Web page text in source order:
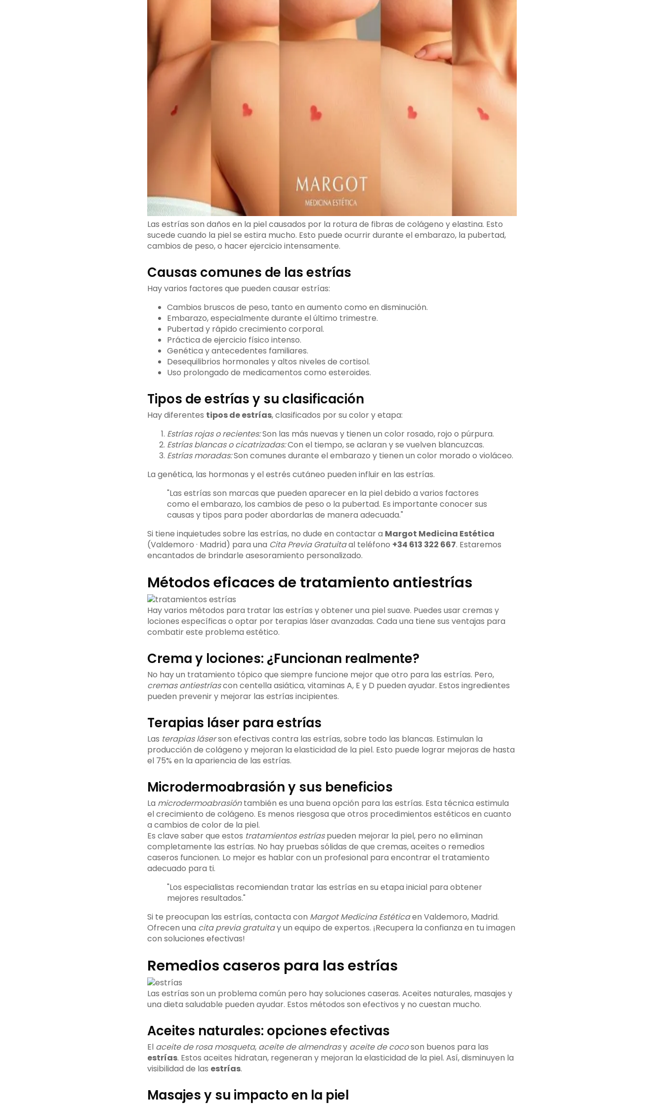
Las estrías son daños en la piel causados por la rotura de fibras de colágeno y elastina. Esto
sucede cuando la piel se estira mucho. Esto puede ocurrir durante el embarazo, la pubertad,
cambios de peso, o hacer ejercicio intensamente.
Causas comunes de las estrías
Hay varios factores que pueden causar estrías:
Cambios bruscos de peso, tanto en aumento como en disminución.
Embarazo, especialmente durante el último trimestre.
Pubertad y rápido crecimiento corporal.
Práctica de ejercicio físico intenso.
Genética y antecedentes familiares.
Desequilibrios hormonales y altos niveles de cortisol.
Uso prolongado de medicamentos como esteroides.
Tipos de estrías y su clasificación
Hay diferentes tipos de estrías, clasificados por su color y etapa:
Estrías rojas o recientes:Son las más nuevas y tienen un color rosado, rojo o púrpura.
Estrías blancas o cicatrizadas:Con el tiempo, se aclaran y se vuelven blancuzcas.
Estrías moradas:Son comunes durante el embarazo y tienen un color morado o violáceo.
La genética, las hormonas y el estrés cutáneo pueden influir en las estrías.
"Las estrías son marcas que pueden aparecer en la piel debido a varios factores
como el embarazo, los cambios de peso o la pubertad. Es importante conocer sus
causas y tipos para poder abordarlas de manera adecuada."
Si tiene inquietudes sobre las estrías, no dude en contactar a Margot Medicina Estética
(Valdemoro · Madrid) para una Cita Previa Gratuitaal teléfono +34 613 322 667. Estaremos
encantados de brindarle asesoramiento personalizado.
Métodos eficaces de tratamiento antiestrías
Hay varios métodos para tratar las estrías y obtener una piel suave. Puedes usar cremas y
lociones específicas o optar por terapias láser avanzadas. Cada una tiene sus ventajas para
combatir este problema estético.
Crema y lociones: ¿Funcionan realmente?
No hay un tratamiento tópico que siempre funcione mejor que otro para las estrías. Pero,
cremas antiestríascon centella asiática, vitaminas A, E y D pueden ayudar. Estos ingredientes
pueden prevenir y mejorar las estrías incipientes.
Terapias láser para estrías
Las terapias láserson efectivas contra las estrías, sobre todo las blancas. Estimulan la
producción de colágeno y mejoran la elasticidad de la piel. Esto puede lograr mejoras de hasta
el 75% en la apariencia de las estrías.
Microdermoabrasión y sus beneficios
La microdermoabrasióntambién es una buena opción para las estrías. Esta técnica estimula
el crecimiento de colágeno. Es menos riesgosa que otros procedimientos estéticos en cuanto
a cambios de color de la piel.
Es clave saber que estos tratamientos estríaspueden mejorar la piel, pero no eliminan
completamente las estrías. No hay pruebas sólidas de que cremas, aceites o remedios
caseros funcionen. Lo mejor es hablar con un profesional para encontrar el tratamiento
adecuado para ti.
"Los especialistas recomiendan tratar las estrías en su etapa inicial para obtener
mejores resultados."
Si te preocupan las estrías, contacta con Margot Medicina Estéticaen Valdemoro, Madrid.
Ofrecen una cita previa gratuitay un equipo de expertos. ¡Recupera la confianza en tu imagen
con soluciones efectivas!
Remedios caseros para las estrías
Las estrías son un problema común pero hay soluciones caseras. Aceites naturales, masajes y
una dieta saludable pueden ayudar. Estos métodos son efectivos y no cuestan mucho.
Aceites naturales: opciones efectivas
El aceite de rosa mosqueta, aceite de almendrasy aceite de cocoson buenos para las
estrías. Estos aceites hidratan, regeneran y mejoran la elasticidad de la piel. Así, disminuyen la
visibilidad de las estrías.
Masajes y su impacto en la piel